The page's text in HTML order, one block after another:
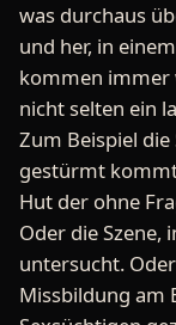
was durchaus
und her, in
kommen immer
nicht selten ein
Zum Beispiel die
gestürmt
Hut der ohne
Oder die
untersucht.
Missbildung am